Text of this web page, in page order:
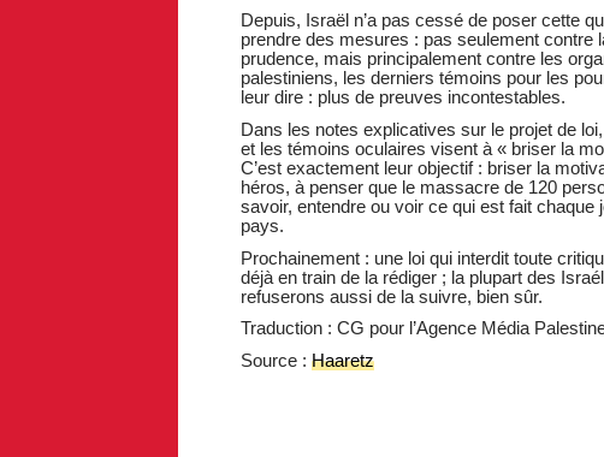
Depuis, Israël n’a pas cessé de poser cette
prendre des mesures : pas seulement contre
prudence, mais principalement contre les
palestiniens, les derniers témoins pour les
leur dire : plus de preuves incontestables.
Dans les notes explicatives sur le projet de
et les témoins oculaires visent à « briser la
C’est exactement leur objectif : briser la
héros, à penser que le massacre de 120
savoir, entendre ou voir ce qui est fait chaque
pays.
Prochainement : une loi qui interdit toute
déjà en train de la rédiger ; la plupart des
refuserons aussi de la suivre, bien sûr.
Traduction : CG pour l’Agence Média
Source : Haaretz